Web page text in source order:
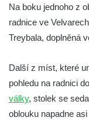
Kamenném
Kenotaf
hřbitově v
Kenotaf Jana
Velešíně
Na boku jednoho z
radnice ve
Treybala, doplněná
Další z míst, které
pohledu na radnici
války, stolek se
oblouku napadne